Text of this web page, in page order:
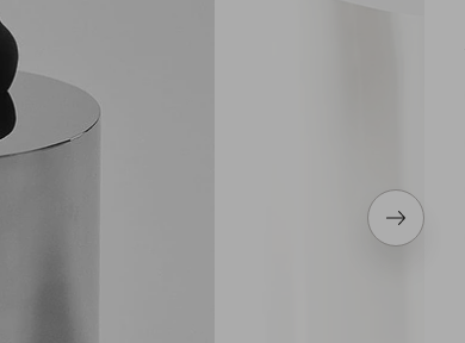
Volgend
item